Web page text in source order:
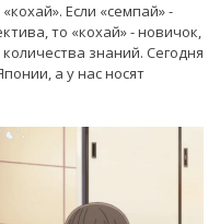
Если «семпай» -
то «кохай» - новичок,
знаний. Сегодня
а у нас носят